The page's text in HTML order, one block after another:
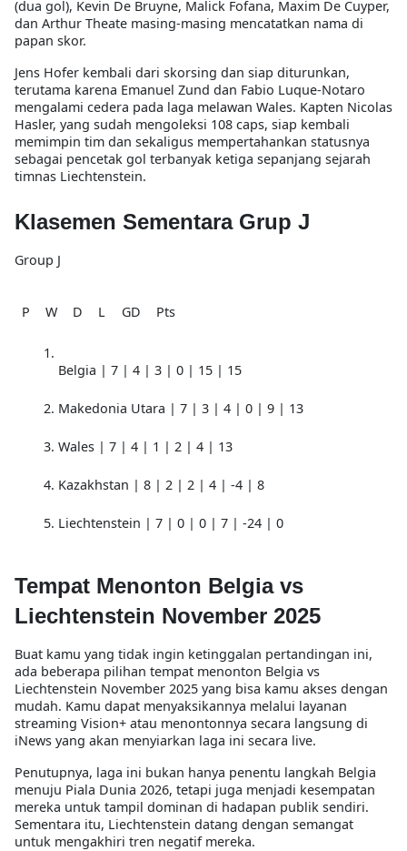
(dua gol), Kevin De Bruyne, Malick Fofana, Maxim De Cuyper,
dan Arthur Theate masing-masing mencatatkan nama di
papan skor.
Jens Hofer kembali dari skorsing dan siap diturunkan,
terutama karena Emanuel Zund dan Fabio Luque-Notaro
mengalami cedera pada laga melawan Wales. Kapten Nicolas
Hasler, yang sudah mengoleksi 108 caps, siap kembali
memimpin tim dan sekaligus mempertahankan statusnya
sebagai pencetak gol terbanyak ketiga sepanjang sejarah
timnas Liechtenstein.
Klasemen Sementara Grup J
Group J
P W D L GD Pts
Belgia | 7 | 4 | 3 | 0 | 15 | 15
Makedonia Utara | 7 | 3 | 4 | 0 | 9 | 13
Wales | 7 | 4 | 1 | 2 | 4 | 13
Kazakhstan | 8 | 2 | 2 | 4 | -4 | 8
Liechtenstein | 7 | 0 | 0 | 7 | -24 | 0
Tempat Menonton Belgia vs
Liechtenstein November 2025
Buat kamu yang tidak ingin ketinggalan pertandingan ini,
ada beberapa pilihan tempat menonton Belgia vs
Liechtenstein November 2025 yang bisa kamu akses dengan
mudah. Kamu dapat menyaksikannya melalui layanan
streaming Vision+ atau menontonnya secara langsung di
iNews yang akan menyiarkan laga ini secara live.
Penutupnya, laga ini bukan hanya penentu langkah Belgia
menuju Piala Dunia 2026, tetapi juga menjadi kesempatan
mereka untuk tampil dominan di hadapan publik sendiri.
Sementara itu, Liechtenstein datang dengan semangat
untuk mengakhiri tren negatif mereka.